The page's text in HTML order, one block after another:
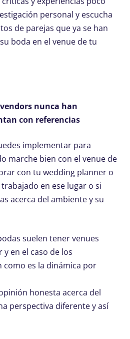
personal y escucha
de parejas que ya se han
boda en el venue de tu
nunca han
con referencias
implementar para
marche bien con el venue de
con tu wedding planner o
en ese lugar o si
acerca del ambiente y su
suelen tener venues
en el caso de los
como es la dinámica por
honesta acerca del
perspectiva diferente y así